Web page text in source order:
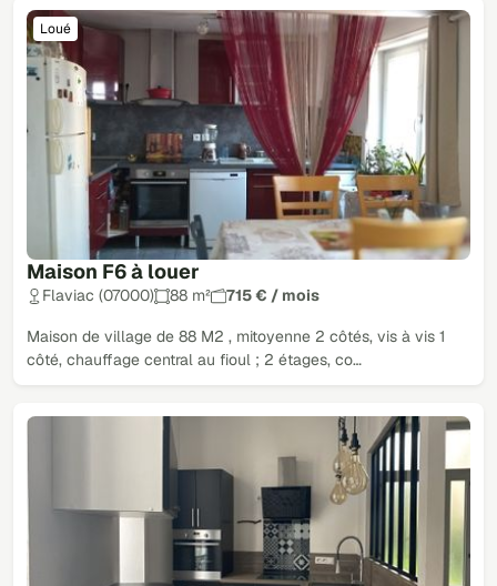
Maison F6 à louer
Loué
Flaviac (07000) 88 m² 715 € / mois
Maison de village de 88 M2 , mitoyenne 2 côtés, vis à vis 1
côté, chauffage central au fioul ; 2 étages, co…